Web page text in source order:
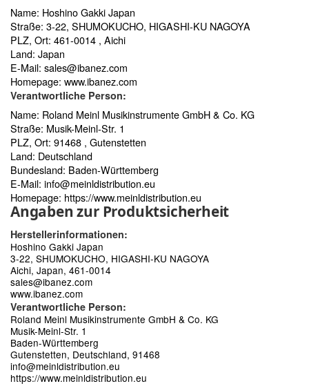
Name: Hoshino Gakki Japan
Straße: 3-22, SHUMOKUCHO, HIGASHI-KU NAGOYA
PLZ, Ort: 461-0014 , Aichi
Land: Japan
E-Mail: sales@ibanez.com
Homepage: www.ibanez.com
Verantwortliche Person:
Name: Roland Meinl Musikinstrumente GmbH & Co. KG
Straße: Musik-Meinl-Str. 1
PLZ, Ort: 91468 , Gutenstetten
Land: Deutschland
Bundesland: Baden-Württemberg
E-Mail: info@meinldistribution.eu
Homepage: https://www.meinldistribution.eu
Angaben zur Produktsicherheit
Herstellerinformationen:
Hoshino Gakki Japan
3-22, SHUMOKUCHO, HIGASHI-KU NAGOYA
Aichi, Japan, 461-0014
sales@ibanez.com
www.ibanez.com
Verantwortliche Person:
Roland Meinl Musikinstrumente GmbH & Co. KG
Musik-Meinl-Str. 1
Baden-Württemberg
Gutenstetten, Deutschland, 91468
info@meinldistribution.eu
https://www.meinldistribution.eu